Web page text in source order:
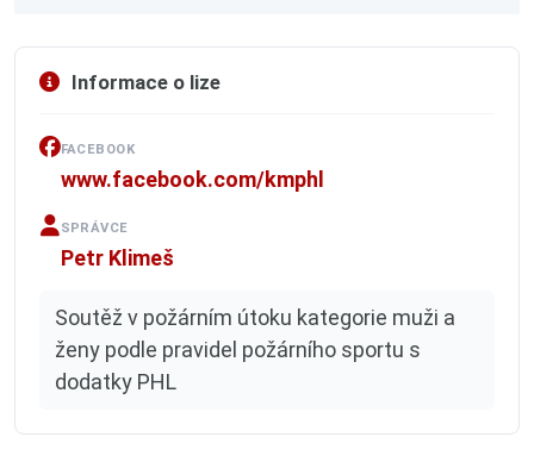
Informace o lize
FACEBOOK
www.facebook.com/kmphl
SPRÁVCE
Petr Klimeš
Soutěž v požárním útoku kategorie muži a
ženy podle pravidel požárního sportu s
dodatky PHL